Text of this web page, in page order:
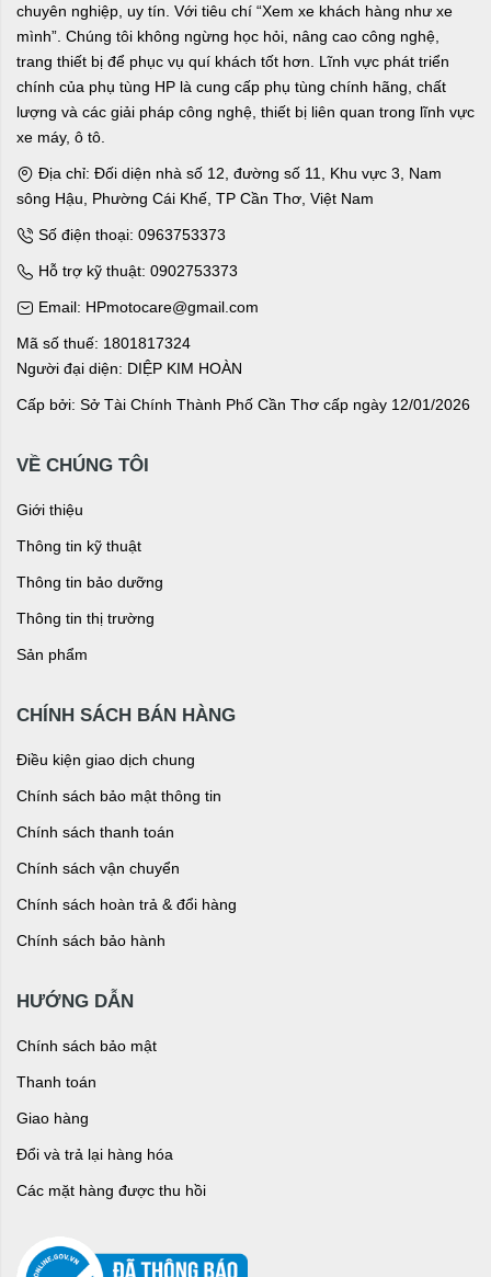
chuyên nghiệp, uy tín. Với tiêu chí “Xem xe khách hàng như xe
mình”. Chúng tôi không ngừng học hỏi, nâng cao công nghệ,
trang thiết bị để phục vụ quí khách tốt hơn. Lĩnh vực phát triển
chính của phụ tùng HP là cung cấp phụ tùng chính hãng, chất
lượng và các giải pháp công nghệ, thiết bị liên quan trong lĩnh vực
xe máy, ô tô.
Địa chỉ: Đối diện nhà số 12, đường số 11, Khu vực 3, Nam
sông Hậu, Phường Cái Khế, TP Cần Thơ, Việt Nam
Số điện thoại: 0963753373
Hỗ trợ kỹ thuật: 0902753373
Email: HPmotocare@gmail.com
Mã số thuế: 1801817324
Người đại diện: DIỆP KIM HOÀN
Cấp bởi: Sở Tài Chính Thành Phố Cần Thơ cấp ngày 12/01/2026
VỀ CHÚNG TÔI
Giới thiệu
Thông tin kỹ thuật
Thông tin bảo dưỡng
Thông tin thị trường
Sản phẩm
CHÍNH SÁCH BÁN HÀNG
Điều kiện giao dịch chung
Chính sách bảo mật thông tin
Chính sách thanh toán
Chính sách vận chuyển
Chính sách hoàn trả & đổi hàng
Chính sách bảo hành
HƯỚNG DẪN
Chính sách bảo mật
Thanh toán
Giao hàng
Đổi và trả lại hàng hóa
Các mặt hàng được thu hồi